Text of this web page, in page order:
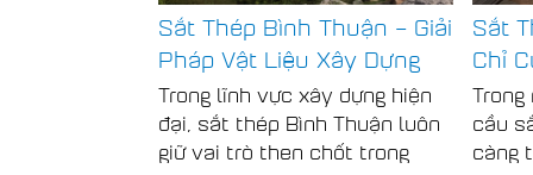
Sắt Thép Bình Thuận – Giải
Pháp Vật Liệu Xây Dựng
Chất Lượng Cho Mọi Công
Trình
Trong lĩnh vực xây dựng hiện
đại, sắt thép Bình Thuận luôn
giữ vai trò then chốt trong
Sắt
Chỉ
Tín,
Trình
Trong
cầu
càng